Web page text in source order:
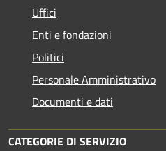
Uffici
Enti e fondazioni
Politici
Personale Amministrativo
Documenti e dati
CATEGORIE DI SERVIZIO